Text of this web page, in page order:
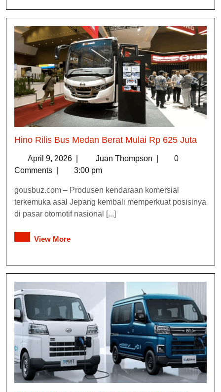
Hino Rilis Bus Medan Berat Mulai Rp 625 Juta
April 9, 2026 Juan Thompson
0
Comments
3:00 pm
gousbuz.com – Produsen kendaraan komersial
terkemuka asal Jepang kembali memperkuat posisinya
di pasar otomotif nasional [...]
View More